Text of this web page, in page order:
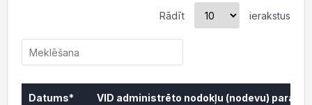
Rādīt ierakstus
Datums*
VID administrēto nodokļu (nodevu)